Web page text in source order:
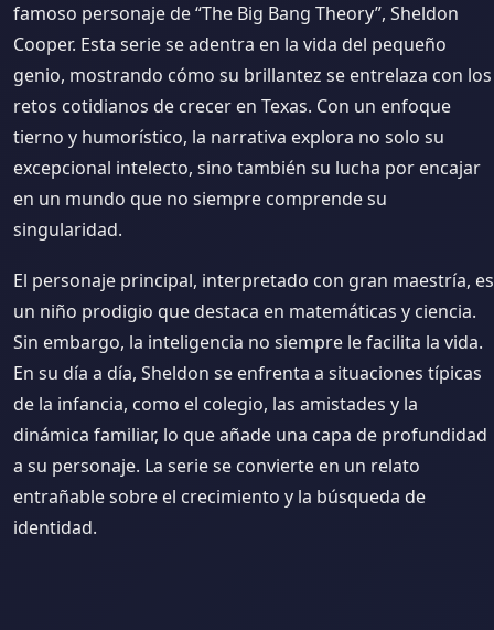
famoso personaje de “The Big Bang Theory”, Sheldon
Cooper. Esta serie se adentra en la vida del pequeño
genio, mostrando cómo su brillantez se entrelaza con los
retos cotidianos de crecer en Texas. Con un enfoque
tierno y humorístico, la narrativa explora no solo su
excepcional intelecto, sino también su lucha por encajar
en un mundo que no siempre comprende su
singularidad.
El personaje principal, interpretado con gran maestría, es
un niño prodigio que destaca en matemáticas y ciencia.
Sin embargo, la inteligencia no siempre le facilita la vida.
En su día a día, Sheldon se enfrenta a situaciones típicas
de la infancia, como el colegio, las amistades y la
dinámica familiar, lo que añade una capa de profundidad
a su personaje. La serie se convierte en un relato
entrañable sobre el crecimiento y la búsqueda de
identidad.